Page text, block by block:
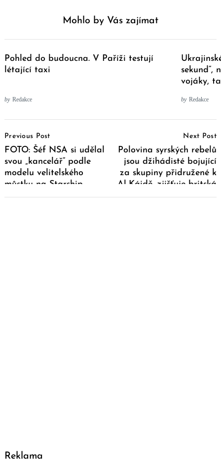
Mohlo by Vás zajímat
Pohled do budoucna. V Paříži testují
létající taxi
by Redakce
sekund“,
vojáky,
by Redakce
Navigation
Previous Post
FOTO: Šéf NSA si udělal
svou „kancelář“ podle
modelu velitelského
můstku na Starship
Enterprise
Next Post
Polovina syrských rebelů
jsou džihádisté bojující
za skupiny přidružené k
Al-Káidě, zjišťuje britská
obranná studie
Reklama